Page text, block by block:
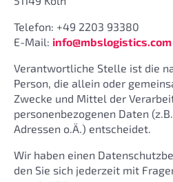
Telefon: +49 2203 93380
E-Mail: info@mbslogistics.com
Verantwortliche Stelle ist die
Person, die allein oder
Zwecke und Mittel der
personenbezogenen Daten
Adressen o.Ä.) entscheidet.
Wir haben einen
den Sie sich jederzeit mit